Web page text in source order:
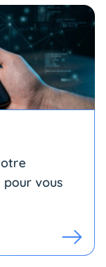
vous